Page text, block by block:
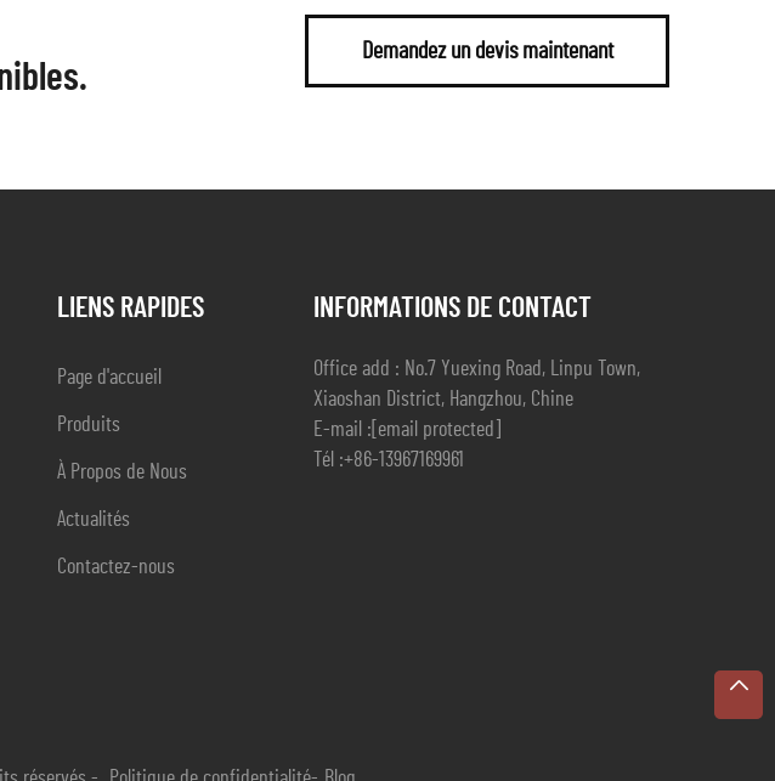
Demandez un devis maintenant
LIENS RAPIDES
Page d'accueil
Produits
À Propos de Nous
Actualités
Contactez-nous
INFORMATIONS DE CONTACT
Office add : No.7 Yuexing Road, Linpu Town,
Xiaoshan District, Hangzhou, Chine
E-mail : [email protected]
Tél :+86-13967169961